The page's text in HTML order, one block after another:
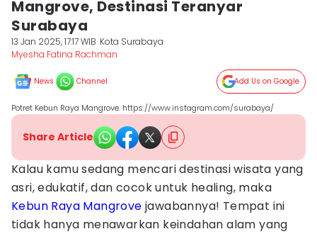
Mangrove, Destinasi Teranyar
Surabaya
13 Jan 2025, 17:17 WIB Kota Surabaya
Myesha Fatina Rachman
News Channel Add Us on Google
Potret Kebun Raya Mangrove. https://www.instagram.com/surabaya/
Share Article
Kalau kamu sedang mencari destinasi wisata yang
asri, edukatif, dan cocok untuk healing, maka
Kebun Raya Mangrove jawabannya! Tempat ini
tidak hanya menawarkan keindahan alam yang